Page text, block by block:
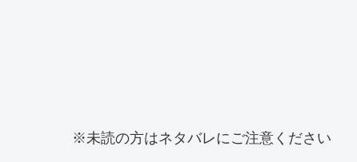
※未読の方はネタバレにご注意ください